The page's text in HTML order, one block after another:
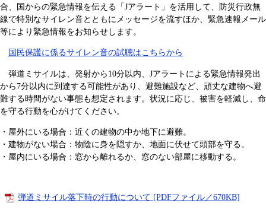
合、国からの緊急情報を伝える「Jアラート」を活用して、防災行政無
線で特別なサイレン音とともにメッセージを流すほか、緊急速報メール
等により緊急情報をお知らせします。
国民保護に係るサイレン音の試聴はこちらから
弾道ミサイルは、発射から10分以内、Jアラートによる緊急情報発出
から7分以内に到達する可能性があり、避難施設など、頑丈な建物へ避
難する時間がない事態も想定されます。状況に応じ、被害を軽減し、命
を守る行動を心がけてください。
・屋外にいる場合：近くの建物の中か地下に避難。
・建物がない場合：物陰に身を隠すか、地面に伏せて頭部を守る。
・屋内にいる場合：窓から離れるか、窓のない部屋に移動する。
弾道ミサイル落下時の行動について [PDFファイル／670KB]